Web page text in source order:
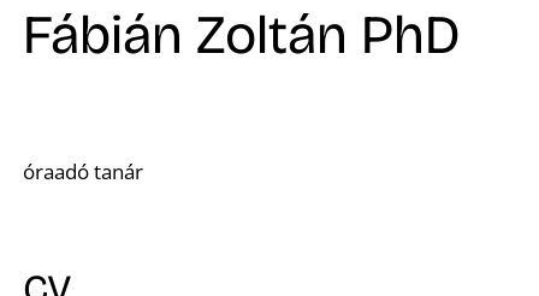
Fábián Zoltán PhD
óraadó tanár